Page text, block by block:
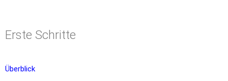
Erste Schritte
Überblick